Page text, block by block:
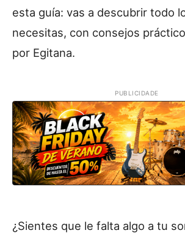
esta guía: vas a descubrir todo
necesitas, con consejos
por Egitana.
PUBLICIDADE
¿Sientes que le falta algo a tu